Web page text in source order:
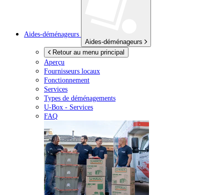
Aides-déménageurs
Aides-déménageurs
Retour au menu principal
Aperçu
Fournisseurs locaux
Fonctionnement
Services
Types de déménagements
U-Box - Services
FAQ